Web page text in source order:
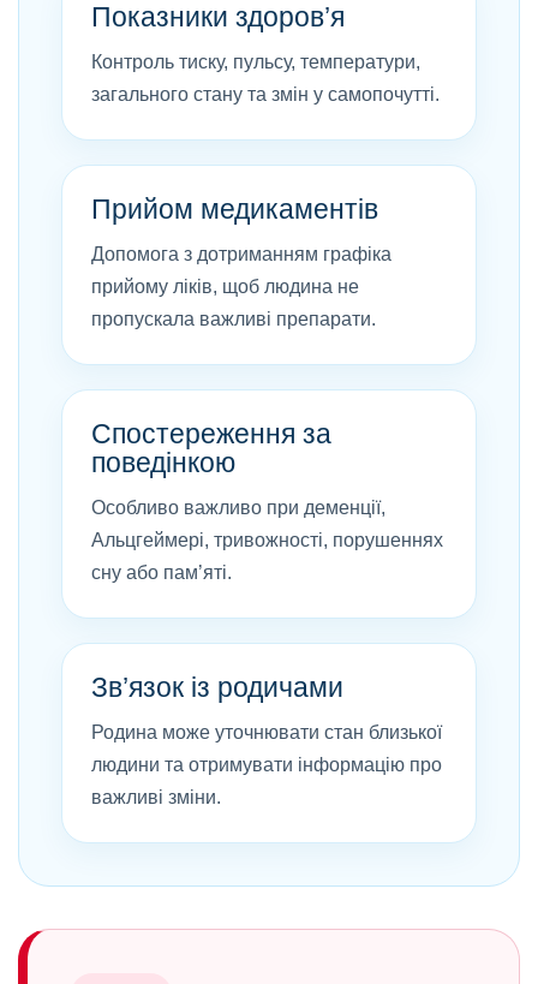
Показники здоров’я
Контроль тиску, пульсу, температури,
загального стану та змін у самопочутті.
Прийом медикаментів
Допомога з дотриманням графіка
прийому ліків, щоб людина не
пропускала важливі препарати.
Спостереження за
поведінкою
Особливо важливо при деменції,
Альцгеймері, тривожності, порушеннях
сну або пам’яті.
Зв’язок із родичами
Родина може уточнювати стан близької
людини та отримувати інформацію про
важливі зміни.